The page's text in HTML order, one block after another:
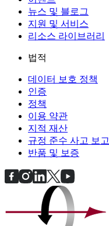
뉴스 및 블로그
지원 및 서비스
리소스 라이브러리
법적
데이터 보호 정책
인증
정책
이용 약관
지적 재산
규정 준수 사고 보고
반품 및 보증